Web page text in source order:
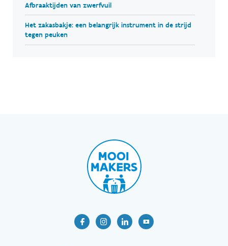
Afbraaktijden van zwerfvuil
Het zakasbakje: een belangrijk instrument in de strijd
tegen peuken